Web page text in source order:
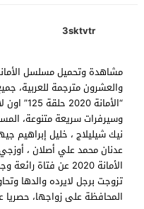
3sktvtr
والعشرون مترجمة للعربية،
وسيرفرات سريعة متنوعة،
نيك شيليلاج ، خليل إبراهيم
عدنان محمد علي أصلان ،
الأمانة 2020 عن
تزوجت برجل لايرده والدها
المحافظة على زواجها، حصريا